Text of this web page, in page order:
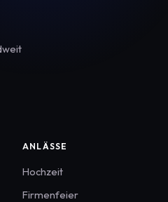
ANLÄSSE
Hochzeit
Firmenfeier